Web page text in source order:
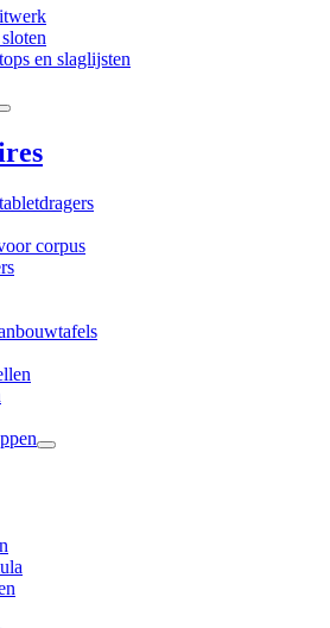
en slaglijsten
corpus